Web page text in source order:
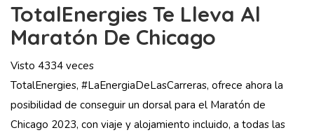
TotalEnergies Te Lleva Al
Maratón De Chicago
Visto 4334 veces
TotalEnergies, #LaEnergiaDeLasCarreras, ofrece ahora la
posibilidad de conseguir un dorsal para el Maratón de
Chicago 2023, con viaje y alojamiento incluido, a todas las